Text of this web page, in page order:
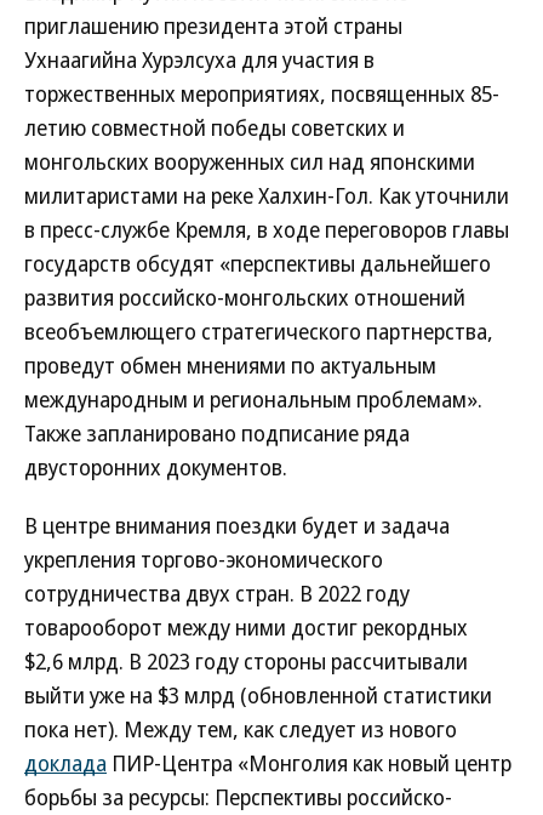
приглашению президента этой страны
Ухнаагийна Хурэлсуха для участия в
торжественных мероприятиях, посвященных 85-
летию совместной победы советских и
монгольских вооруженных сил над японскими
милитаристами на реке Халхин-Гол. Как уточнили
в пресс-службе Кремля, в ходе переговоров главы
государств обсудят «перспективы дальнейшего
развития российско-монгольских отношений
всеобъемлющего стратегического партнерства,
проведут обмен мнениями по актуальным
международным и региональным проблемам».
Также запланировано подписание ряда
двусторонних документов.
В центре внимания поездки будет и задача
укрепления торгово-экономического
сотрудничества двух стран. В 2022 году
товарооборот между ними достиг рекордных
$2,6 млрд. В 2023 году стороны рассчитывали
выйти уже на $3 млрд (обновленной статистики
пока нет). Между тем, как следует из нового
доклада ПИР-Центра «Монголия как новый центр
борьбы за ресурсы: Перспективы российско-